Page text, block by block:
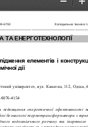
Завантажити PDF